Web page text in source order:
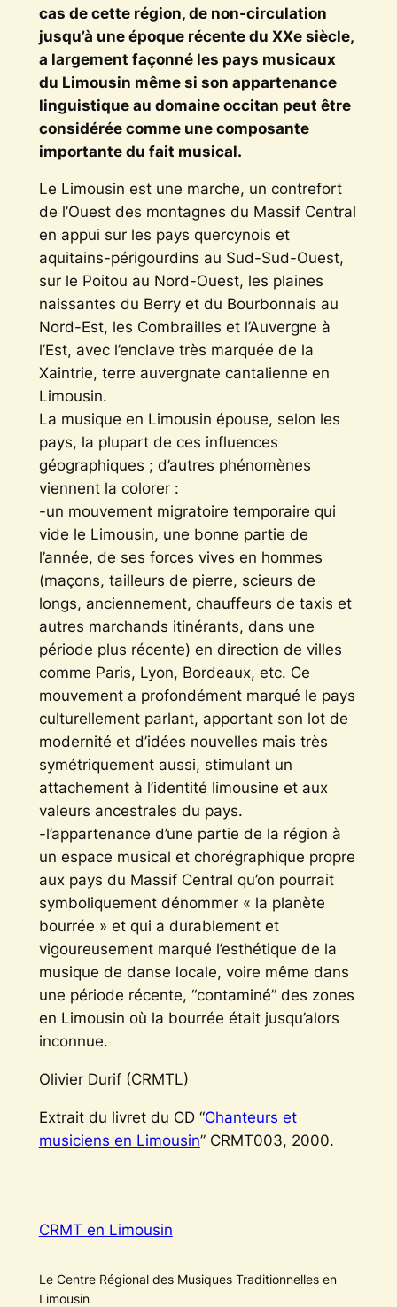
cas de cette région, de non-circulation
jusqu’à une époque récente du XXe siècle,
a largement façonné les pays musicaux
du Limousin même si son appartenance
linguistique au domaine occitan peut être
considérée comme une composante
importante du fait musical.
Le Limousin est une marche, un contrefort
de l’Ouest des montagnes du Massif Central
en appui sur les pays quercynois et
aquitains-périgourdins au Sud-Sud-Ouest,
sur le Poitou au Nord-Ouest, les plaines
naissantes du Berry et du Bourbonnais au
Nord-Est, les Combrailles et l’Auvergne à
l’Est, avec l’enclave très marquée de la
Xaintrie, terre auvergnate cantalienne en
Limousin.
La musique en Limousin épouse, selon les
pays, la plupart de ces influences
géographiques ; d’autres phénomènes
viennent la colorer :
-un mouvement migratoire temporaire qui
vide le Limousin, une bonne partie de
l’année, de ses forces vives en hommes
(maçons, tailleurs de pierre, scieurs de
longs, anciennement, chauffeurs de taxis et
autres marchands itinérants, dans une
période plus récente) en direction de villes
comme Paris, Lyon, Bordeaux, etc. Ce
mouvement a profondément marqué le pays
culturellement parlant, apportant son lot de
modernité et d’idées nouvelles mais très
symétriquement aussi, stimulant un
attachement à l’identité limousine et aux
valeurs ancestrales du pays.
-l’appartenance d’une partie de la région à
un espace musical et chorégraphique propre
aux pays du Massif Central qu’on pourrait
symboliquement dénommer « la planète
bourrée » et qui a durablement et
vigoureusement marqué l’esthétique de la
musique de danse locale, voire même dans
une période récente, “contaminé” des zones
en Limousin où la bourrée était jusqu’alors
inconnue.
Olivier Durif (CRMTL)
Extrait du livret du CD “Chanteurs et
musiciens en Limousin” CRMT003, 2000.
CRMT en Limousin
Le Centre Régional des Musiques Traditionnelles en
Limousin